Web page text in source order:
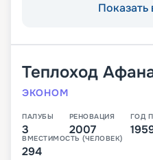
Показать
Теплоход
ЭКОНОМ
ПАЛУБЫ
3
РЕНОВАЦИЯ
2007
ГОД
ВМЕСТИМОСТЬ (ЧЕЛОВЕК)
294